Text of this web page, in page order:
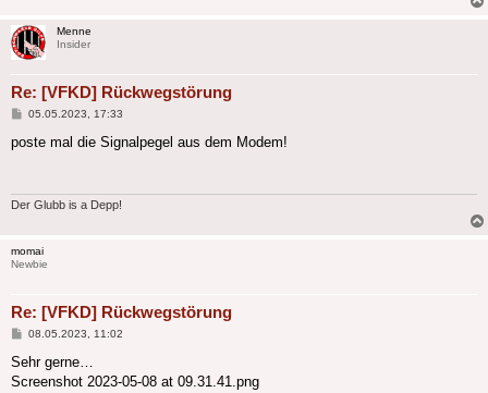
Menne
Insider
Re: [VFKD] Rückwegstörung
Beitrag
05.05.2023, 17:33
poste mal die Signalpegel aus dem Modem!
Der Glubb is a Depp!
momai
Newbie
Re: [VFKD] Rückwegstörung
Beitrag
08.05.2023, 11:02
Sehr gerne…
Screenshot 2023-05-08 at 09.31.41.png